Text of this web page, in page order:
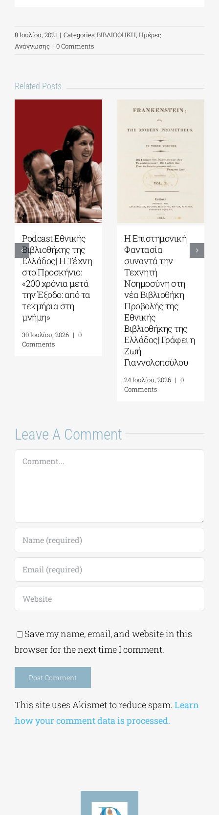
8 Ιουλίου, 2021 | Categories:ΒΙΒΛΙΟΘΗΚΗ, Ημέρες
Ανάγνωσης | 0 Comments
Related Posts
Podcast Εθνικής
Βιβλιοθήκης της
Ελλάδος| Η Tέχνη
στο Προσκήνιο:
«200 χρόνια μετά
την Έξοδο: από τα
τεκμήρια στη
μνήμη»
30 Ιουλίου, 2026 | 0
Comments
Η Επιστημονική
Φαντασία
συναντά την
Τεχνητή
Νοημοσύνη στη
νέα Βιβλιοθήκη
Προβολής της
Εθνικής
Βιβλιοθήκης της
Ελλάδος| Γράφει η
Ζωή
Γιαννολοπούλου
24 Ιουλίου, 2026 | 0
Comments
Leave A Comment
Comment
Save my name, email, and website in this
browser for the next time I comment.
This site uses Akismet to reduce spam. Learn
how your comment data is processed.